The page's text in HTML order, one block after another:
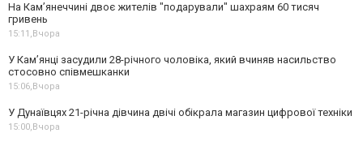
На Камʼянеччині двоє жителів "подарували" шахраям 60 тисяч
гривень
15:11,Вчора
У Камʼянці засудили 28-річного чоловіка, який вчиняв насильство
стосовно співмешканки
15:06,Вчора
У Дунаївцях 21-річна дівчина двічі обікрала магазин цифрової техніки
15:00,Вчора